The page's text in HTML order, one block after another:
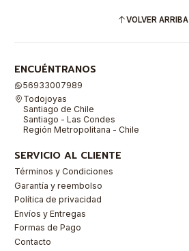
VOLVER ARRIBA
ENCUÉNTRANOS
56933007989
Todojoyas
Santiago de Chile
Santiago - Las Condes
Región Metropolitana - Chile
SERVICIO AL CLIENTE
Términos y Condiciones
Garantía y reembolso
Política de privacidad
Envíos y Entregas
Formas de Pago
Contacto